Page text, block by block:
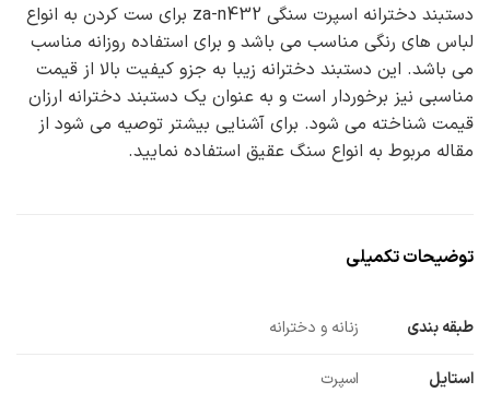
دستبند دخترانه اسپرت سنگی za-n432 برای ست کردن به انواع
لباس های رنگی مناسب می باشد و برای استفاده روزانه مناسب
می باشد. این دستبند دخترانه زیبا به جزو کیفیت بالا از قیمت
مناسبی نیز برخوردار است و به عنوان یک دستبند دخترانه ارزان
قیمت شناخته می شود. برای آشنایی بیشتر توصیه می شود از
مقاله مربوط به انواع سنگ عقیق استفاده نمایید.
توضیحات تکمیلی
طبقه بندی زنانه و دخترانه
استایل اسپرت